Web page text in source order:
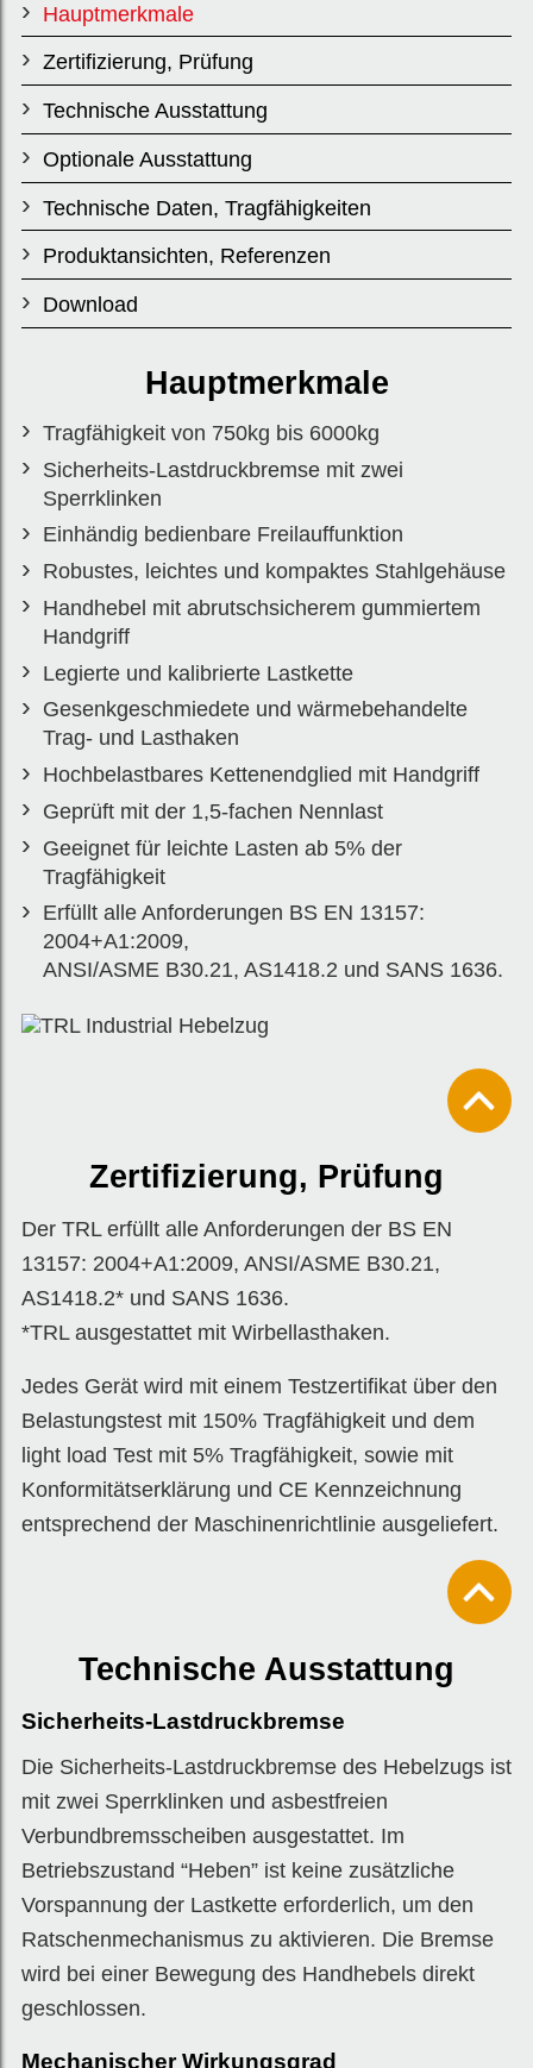
Geprüft mit der
1,5-fachen
Nennlast.
Modell
TRL
Hauptmerkmale
Zertifizierung, Prüfung
Technische Ausstattung
Optionale Ausstattung
Technische Daten, Tragfähigkeiten
Produktansichten, Referenzen
Download
Hauptmerkmale
Tragfähigkeit von 750kg bis 6000kg
Sicherheits-Lastdruckbremse mit zwei
Sperrklinken
Einhändig bedienbare Freilauffunktion
Robustes, leichtes und kompaktes Stahlgehäuse
Handhebel mit abrutschsicherem gummiertem
Handgriff
Legierte und kalibrierte Lastkette
Gesenkgeschmiedete und wärmebehandelte
Trag- und Lasthaken
Hochbelastbares Kettenendglied mit Handgriff
Geprüft mit der 1,5-fachen Nennlast
Geeignet für leichte Lasten ab 5% der
Tragfähigkeit
Erfüllt alle Anforderungen BS EN 13157:
2004+A1:2009,
ANSI/ASME B30.21, AS1418.2 und SANS 1636.
Zertifizierung, Prüfung
Der TRL erfüllt alle Anforderungen der BS EN
13157: 2004+A1:2009, ANSI/ASME B30.21,
AS1418.2* und SANS 1636.
*TRL ausgestattet mit Wirbellasthaken.
Jedes Gerät wird mit einem Testzertifikat über den
Belastungstest mit 150% Tragfähigkeit und dem
light load Test mit 5% Tragfähigkeit, sowie mit
Konformitätserklärung und CE Kennzeichnung
entsprechend der Maschinenrichtlinie ausgeliefert.
Technische Ausstattung
Sicherheits-Lastdruckbremse
Die Sicherheits-Lastdruckbremse des Hebelzugs ist
mit zwei Sperrklinken und asbestfreien
Verbundbremsscheiben ausgestattet. Im
Betriebszustand “Heben” ist keine zusätzliche
Vorspannung der Lastkette erforderlich, um den
Ratschenmechanismus zu aktivieren. Die Bremse
wird bei einer Bewegung des Handhebels direkt
geschlossen.
Mechanischer Wirkungsgrad